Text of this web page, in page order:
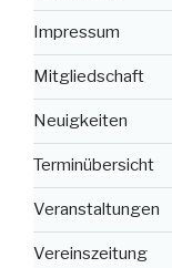
Impressum
Mitgliedschaft
Neuigkeiten
Terminübersicht
Veranstaltungen
Vereinszeitung